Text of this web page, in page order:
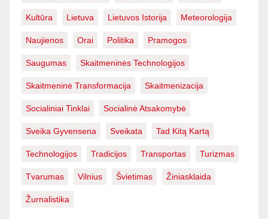
Kultūra Lietuva Lietuvos Istorija Meteorologija
Naujienos Orai Politika Pramogos
Saugumas Skaitmeninės Technologijos
Skaitmeninė Transformacija Skaitmenizacija
Socialiniai Tinklai Socialinė Atsakomybė
Sveika Gyvensena Sveikata Tad Kitą Kartą
Technologijos Tradicijos Transportas Turizmas
Tvarumas Vilnius Švietimas Žiniasklaida
Žurnalistika